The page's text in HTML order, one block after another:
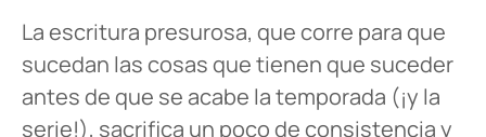
La escritura presurosa, que corre para que
sucedan las cosas que tienen que suceder
antes de que se acabe la temporada (¡y la
serie!), sacrifica un poco de consistencia y